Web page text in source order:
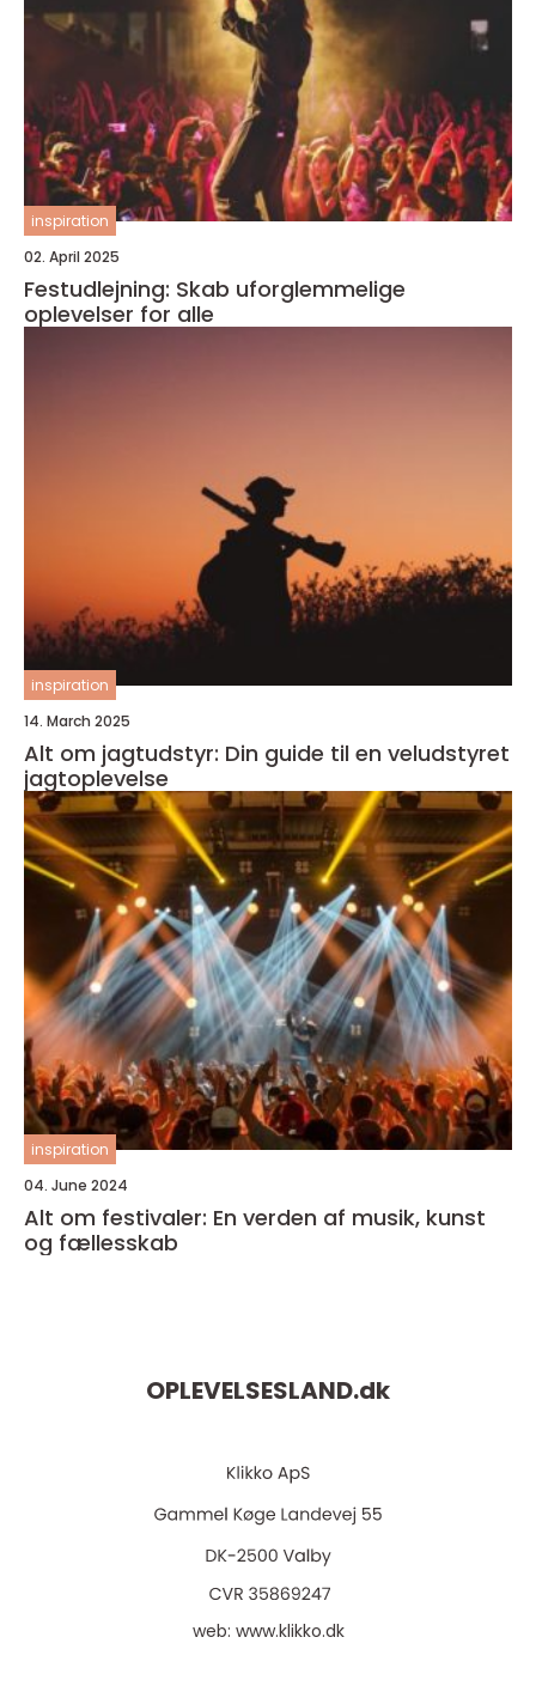
inspiration
02. April 2025
Festudlejning: Skab uforglemmelige
oplevelser for alle
inspiration
14. March 2025
Alt om jagtudstyr: Din guide til en veludstyret
jagtoplevelse
inspiration
04. June 2024
Alt om festivaler: En verden af musik, kunst
og fællesskab
OPLEVELSESLAND.dk
web: www.klikko.dk